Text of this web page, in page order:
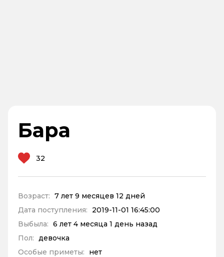
Бара
32
Возраст: 7 лет 9 месяцев 12 дней
Дата поступления:
2019-11-01 16:45:00
Выбыла: 6 лет 4 месяца 1 день назад
Пол: девочка
Особые приметы:
нет